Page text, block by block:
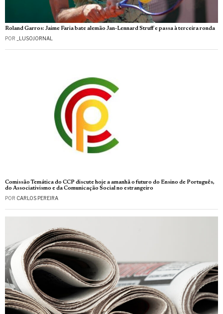
Roland Garros: Jaime Faria bate alemão Jan-Lennard Struff e passa à terceira ronda
POR _LUSOJORNAL
Comissão Temática do CCP discute hoje a amanhã o futuro do Ensino de Português,
do Associativismo e da Comunicação Social no estrangeiro
POR CARLOS PEREIRA